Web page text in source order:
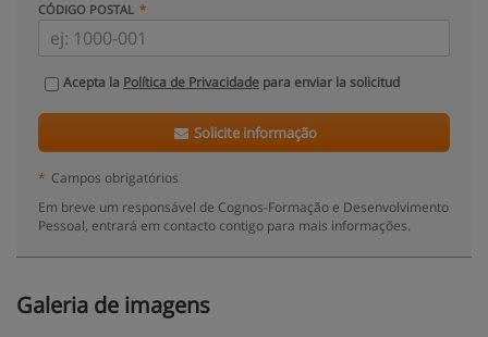
CÓDIGO POSTAL
Acepta la Política de Privacidade para enviar la solicitud
Solicite informação
* Campos obrigatórios
Em breve um responsável de Cognos-Formação e Desenvolvimento
Pessoal, entrará em contacto contigo para mais informações.
Galeria de imagens